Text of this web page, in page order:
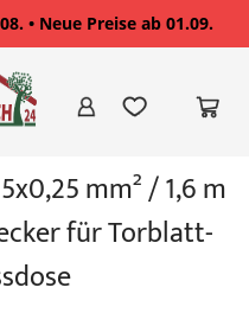
• Neue Preise ab 01.09.
mm² / 1,6 m
für Torblatt-